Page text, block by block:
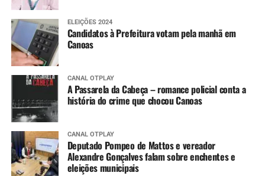
ELEIÇÕES 2024
Candidatos à Prefeitura votam pela manhã em
Canoas
CANAL OTPLAY
A Passarela da Cabeça – romance policial conta a
história do crime que chocou Canoas
CANAL OTPLAY
Deputado Pompeo de Mattos e vereador
Alexandre Gonçalves falam sobre enchentes e
eleições municipais